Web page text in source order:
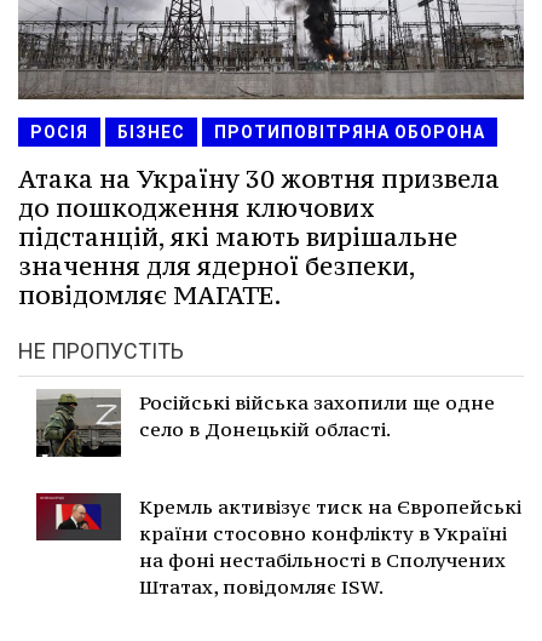
РОСІЯ БІЗНЕС ПРОТИПОВІТРЯНА ОБОРОНА
Атака на Україну 30 жовтня призвела
до пошкодження ключових
підстанцій, які мають вирішальне
значення для ядерної безпеки,
повідомляє МАГАТЕ.
НЕ ПРОПУСТІТЬ
Російські війська захопили ще одне
село в Донецькій області.
Кремль активізує тиск на Європейські
країни стосовно конфлікту в Україні
на фоні нестабільності в Сполучених
Штатах, повідомляє ISW.